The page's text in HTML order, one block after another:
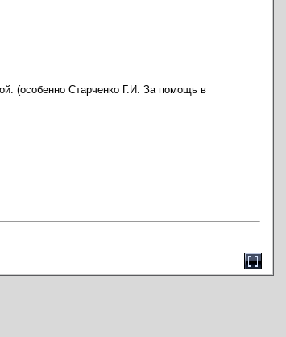
(особенно Старченко Г.И. За помощь в